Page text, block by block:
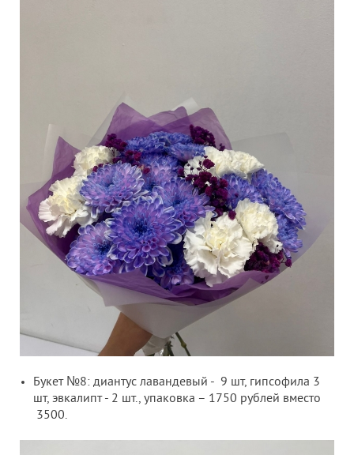
Букет №8: диантус лавандевый - 9 шт, гипсофила 3
шт, эвкалипт - 2 шт., упаковка – 1750 рублей вместо
3500.